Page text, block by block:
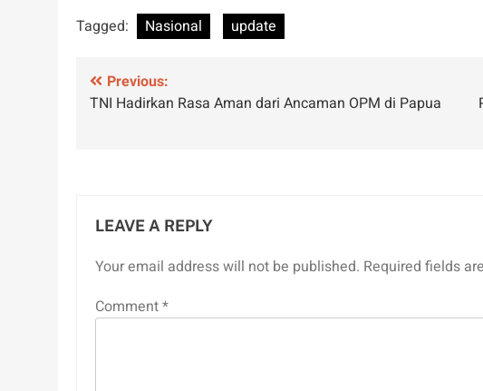
Tagged: Nasional update
Post
navigation
Previous:
TNI Hadirkan Rasa Aman dari Ancaman OPM di Papua
LEAVE A REPLY
Your email address will not be published. Required fields
Comment*